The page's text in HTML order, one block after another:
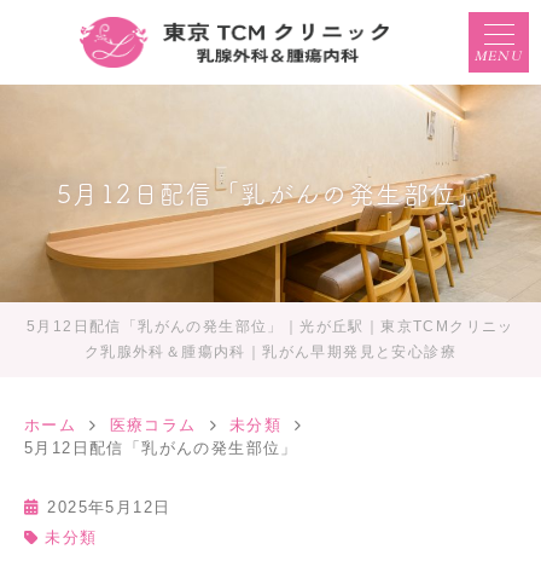
MENU
5月12日配信「乳がんの発生部位」
5月12日配信「乳がんの発生部位」｜光が丘駅｜東京TCMクリニッ
ク乳腺外科＆腫瘍内科｜乳がん早期発見と安心診療
ホーム 医療コラム
未分類
5月12日配信「乳がんの発生部位」
2025年5月12日
未分類